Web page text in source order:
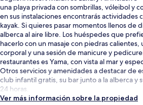
una playa privada con sombrillas, vóleibol y
en sus instalaciones encontrarás actividades
kayak. Si quieres pasar momentos llenos de
alberca al aire libre. Los huéspedes que
hacerlo con un masaje con piedras calientes,
corporal y una sesión de manicure y
restaurantes es Yama, con vista al mar y
Otros servicios y amenidades a destacar de
club infantil gratis, su bar junto a la alberca y
24 horas.
Ver más información sobre la propiedad